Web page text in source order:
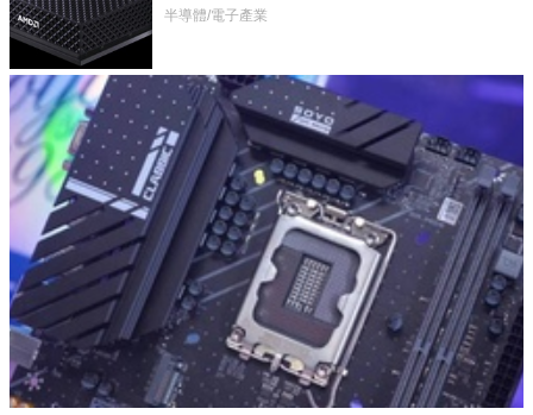
Max系列處理器與對應升級版
半導體/電子產業